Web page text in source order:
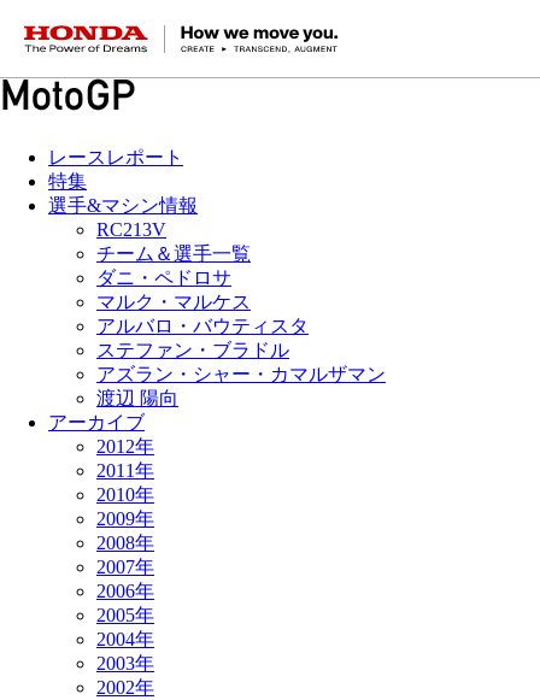
HONDA The Power of Dreams
レースレポート
特集
選手&マシン情報
RC213V
チーム＆選手一覧
ダニ・ペドロサ
マルク・マルケス
アルバロ・バウティスタ
ステファン・ブラドル
アズラン・シャー・カマルザマン
渡辺 陽向
アーカイブ
2012年
2011年
2010年
2009年
2008年
2007年
2006年
2005年
2004年
2003年
2002年